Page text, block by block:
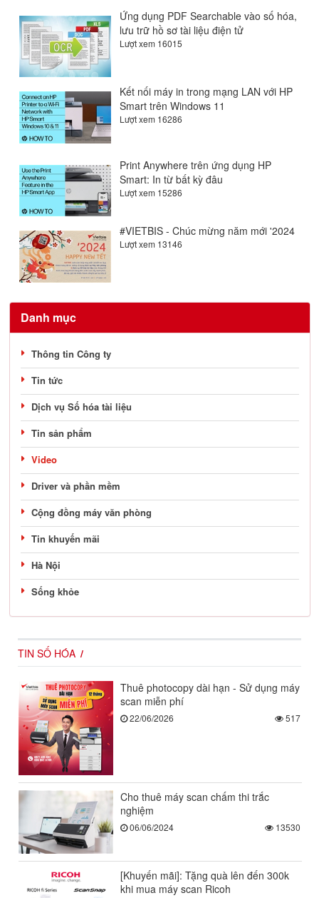
Ứng dụng PDF Searchable vào số hóa,
lưu trữ hồ sơ tài liệu điện tử
Lượt xem 16015
Kết nối máy in trong mạng LAN với HP
Smart trên Windows 11
Lượt xem 16286
Print Anywhere trên ứng dụng HP
Smart: In từ bất kỳ đâu
Lượt xem 15286
#VIETBIS - Chúc mừng năm mới '2024
Lượt xem 13146
Danh mục
Thông tin Công ty
Tin tức
Dịch vụ Số hóa tài liệu
Tin sản phẩm
Video
Driver và phần mềm
Cộng đồng máy văn phòng
Tin khuyến mãi
Hà Nội
Sống khỏe
TIN SỐ HÓA
Thuê photocopy dài hạn - Sử dụng máy
scan miễn phí
22/06/2026 517
Cho thuê máy scan chấm thi trắc
nghiệm
06/06/2024 13530
[Khuyến mãi]: Tặng quà lên đến 300k
khi mua máy scan Ricoh